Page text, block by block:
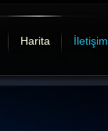
Harita İletişim